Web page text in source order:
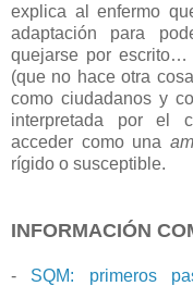
explica al enfermo
adaptación para
quejarse por escrito…
(que no hace otra
como ciudadanos y
interpretada por el
acceder como una
rígido o susceptible.
INFORMACIÓN
- SQM: primeros